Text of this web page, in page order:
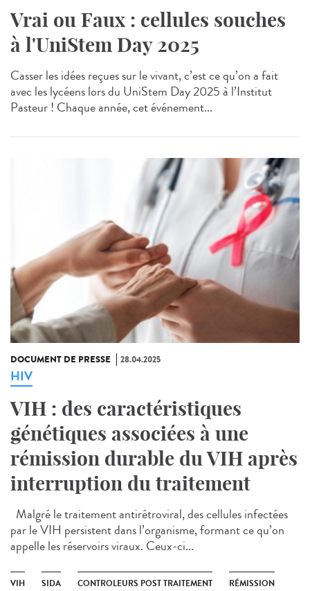
Vrai ou Faux : cellules souches
à l'UniStem Day 2025
Casser les idées reçues sur le vivant, c’est ce qu’on a fait
avec les lycéens lors du UniStem Day 2025 à l’Institut
Pasteur ! Chaque année, cet événement...
DOCUMENT DE PRESSE 28.04.2025
HIV
VIH : des caractéristiques
génétiques associées à une
rémission durable du VIH après
interruption du traitement
Malgré le traitement antirétroviral, des cellules infectées
par le VIH persistent dans l’organisme, formant ce qu’on
appelle les réservoirs viraux. Ceux-ci...
VIH SIDA CONTROLEURS POST TRAITEMENT RÉMISSION